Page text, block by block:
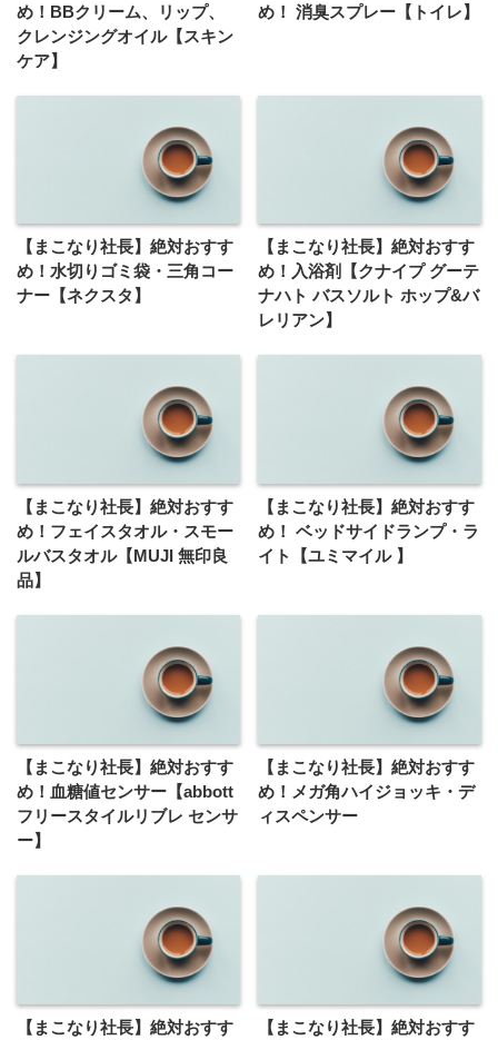
め！BBクリーム、リップ、
クレンジングオイル【スキン
ケア】
め！ 消臭スプレー【トイレ】
【まこなり社長】絶対おすす
め！水切りゴミ袋・三角コー
ナー【ネクスタ】
【まこなり社長】絶対おすす
め！入浴剤【クナイプ グーテ
ナハト バスソルト ホップ&バ
レリアン】
【まこなり社長】絶対おすす
め！フェイスタオル・スモー
ルバスタオル【MUJI 無印良
品】
【まこなり社長】絶対おすす
め！ ベッドサイドランプ・ラ
イト【ユミマイル 】
【まこなり社長】絶対おすす
め！血糖値センサー【abbott
フリースタイルリブレ センサ
ー】
【まこなり社長】絶対おすす
め！メガ角ハイジョッキ・デ
ィスペンサー
【まこなり社長】絶対おすす
【まこなり社長】絶対おすす